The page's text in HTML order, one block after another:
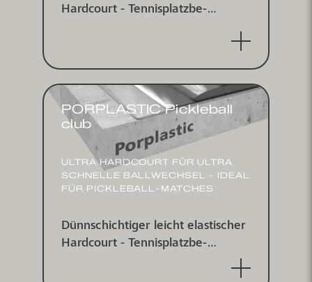
Hardcourt - Tennis­platz­be­
PORPLASTIC Pickleball
club
ULTRA HARDCOURT FÜR ULTRA
SCHNELLE BALL­WECHSEL - IDEAL
FÜR PICKLEBALL-MATCHES
Dünnschichtiger leicht elastischer
Hardcourt - Tennis­platz­be­
schichtungs­system für indoor und